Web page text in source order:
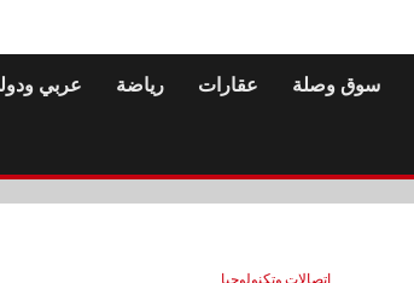
سوق وصلة عقارات رياضة عربي
اتصالات وتكنولوجيا